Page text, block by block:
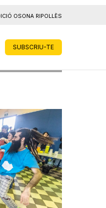
OSONA RIPOLLÈS
SUBSCRIU-TE